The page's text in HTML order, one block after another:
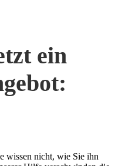
ein
wissen nicht, wie Sie ihn